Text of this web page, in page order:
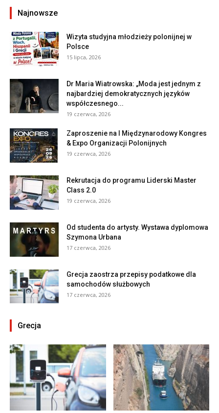
Najnowsze
Wizyta studyjna młodzieży polonijnej w
Polsce
15 lipca, 2026
Dr Maria Wiatrowska: „Moda jest jednym z
najbardziej demokratycznych języków
współczesnego...
19 czerwca, 2026
Zaproszenie na I Międzynarodowy Kongres
& Expo Organizacji Polonijnych
19 czerwca, 2026
Rekrutacja do programu Liderski Master
Class 2.0
19 czerwca, 2026
Od studenta do artysty. Wystawa dyplomowa
Szymona Urbana
17 czerwca, 2026
Grecja zaostrza przepisy podatkowe dla
samochodów służbowych
17 czerwca, 2026
Grecja